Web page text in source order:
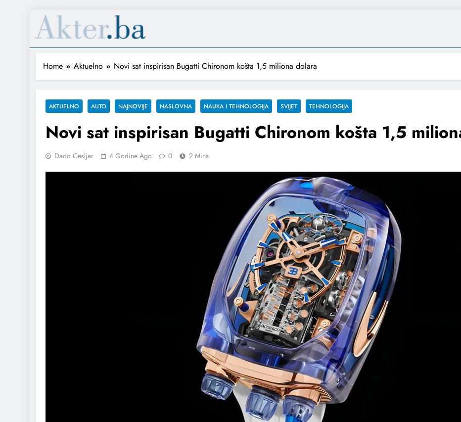
Home Aktuelno Novi sat inspirisan Bugatti Chironom košta 1,5 miliona dolara
AKTUELNO AUTO NAJNOVIJE NASLOVNA NAUKA I TEHNOLOGIJA SVIJET TEHNOLOGIJA
Novi sat inspirisan Bugatti Chironom košta 1,5
Dado Cesljar 4 Godine Ago 0 2 Mins